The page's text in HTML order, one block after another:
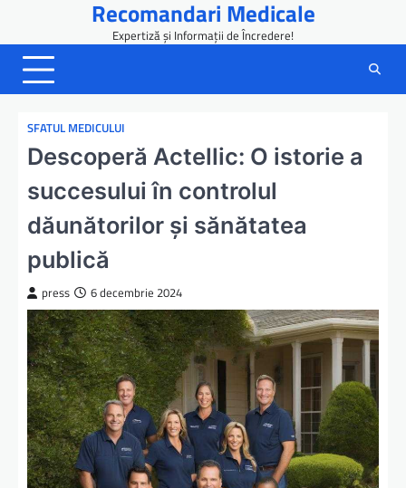
content
Recomandari Medicale
Expertiză și Informații de Încredere!
SFATUL MEDICULUI
Descoperă Actellic: O istorie a
succesului în controlul
dăunătorilor și sănătatea
publică
press 6 decembrie 2024